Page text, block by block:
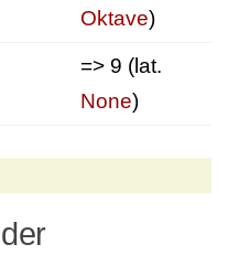
Oktave)
=> 9 (lat.
None)